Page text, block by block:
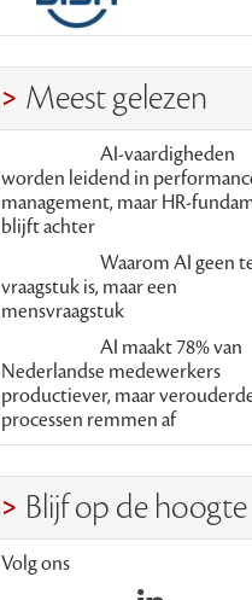
Meest gelezen
AI-vaardigheden
worden leidend in
management, maar HR-
blijft achter
Waarom AI geen
vraagstuk is, maar een
mensvraagstuk
AI maakt 78% van
Nederlandse medewerkers
productiever, maar
processen remmen af
Blijf op de hoogte
Volg ons